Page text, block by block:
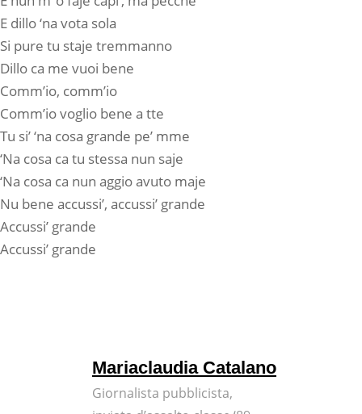
E dillo ‘na vota sola
Si pure tu staje tremmanno
Dillo ca me vuoi bene
Comm’io, comm’io
Comm’io voglio bene a tte
Tu si’ ‘na cosa grande pe’ mme
‘Na cosa ca tu stessa nun saje
‘Na cosa ca nun aggio avuto maje
Nu bene accussi’, accussi’ grande
Accussi’ grande
Accussi’ grande
Mariaclaudia Catalano
Giornalista pubblicista,